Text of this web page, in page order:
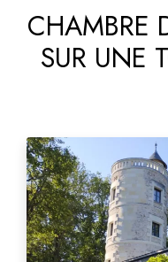
CHAMBRE
SUR UNE